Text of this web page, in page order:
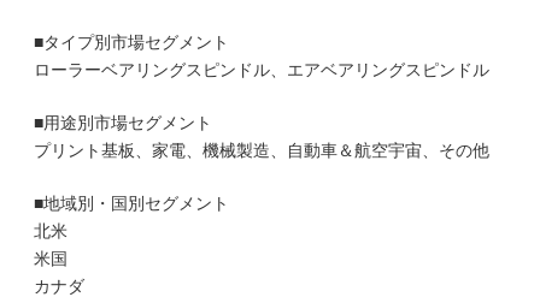
■タイプ別市場セグメント
ローラーベアリングスピンドル、エアベアリングスピンドル
■用途別市場セグメント
プリント基板、家電、機械製造、自動車＆航空宇宙、その他
■地域別・国別セグメント
北米
米国
カナダ